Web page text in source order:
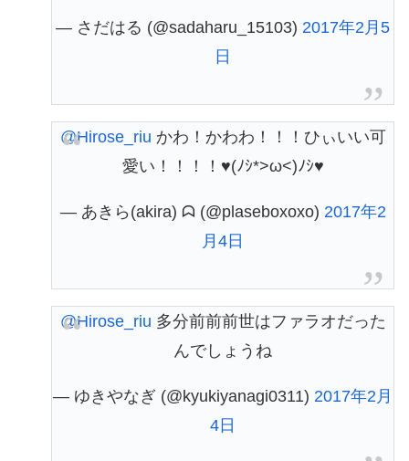
— さだはる (@sadaharu_15103) 2017年2月5
日
@Hirose_riu かわ！かわわ！！！ひぃいい可
愛い！！！！♥(ﾉｼ*>ω<)ﾉｼ♥
— あきら(akira) ᗣ (@plaseboxoxo) 2017年2
月4日
@Hirose_riu 多分前前前世はファラオだった
んでしょうね
— ゆきやなぎ (@kyukiyanagi0311) 2017年2月
4日